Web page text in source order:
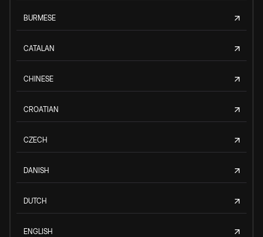
BURMESE
CATALAN
CHINESE
CROATIAN
CZECH
DANISH
DUTCH
ENGLISH